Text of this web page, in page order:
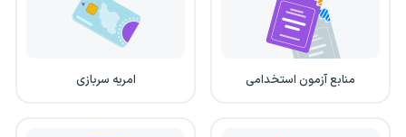
منابع آزمون استخدامی امریه سربازی